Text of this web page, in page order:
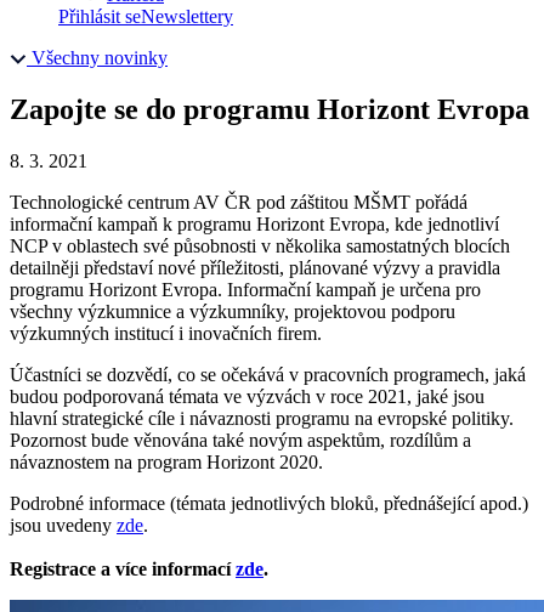
Přihlásit seNewslettery
Všechny novinky
Zapojte se do programu Horizont Evropa
8. 3. 2021
Technologické centrum AV ČR pod záštitou MŠMT pořádá
informační kampaň k programu Horizont Evropa, kde jednotliví
NCP v oblastech své působnosti v několika samostatných blocích
detailněji představí nové příležitosti, plánované výzvy a pravidla
programu Horizont Evropa. Informační kampaň je určena pro
všechny výzkumnice a výzkumníky, projektovou podporu
výzkumných institucí i inovačních firem.
Účastníci se dozvědí, co se očekává v pracovních programech, jaká
budou podporovaná témata ve výzvách v roce 2021, jaké jsou
hlavní strategické cíle i návaznosti programu na evropské politiky.
Pozornost bude věnována také novým aspektům, rozdílům a
návaznostem na program Horizont 2020.
Podrobné informace (témata jednotlivých bloků, přednášející apod.)
jsou uvedeny zde.
Registrace a více informacízde.